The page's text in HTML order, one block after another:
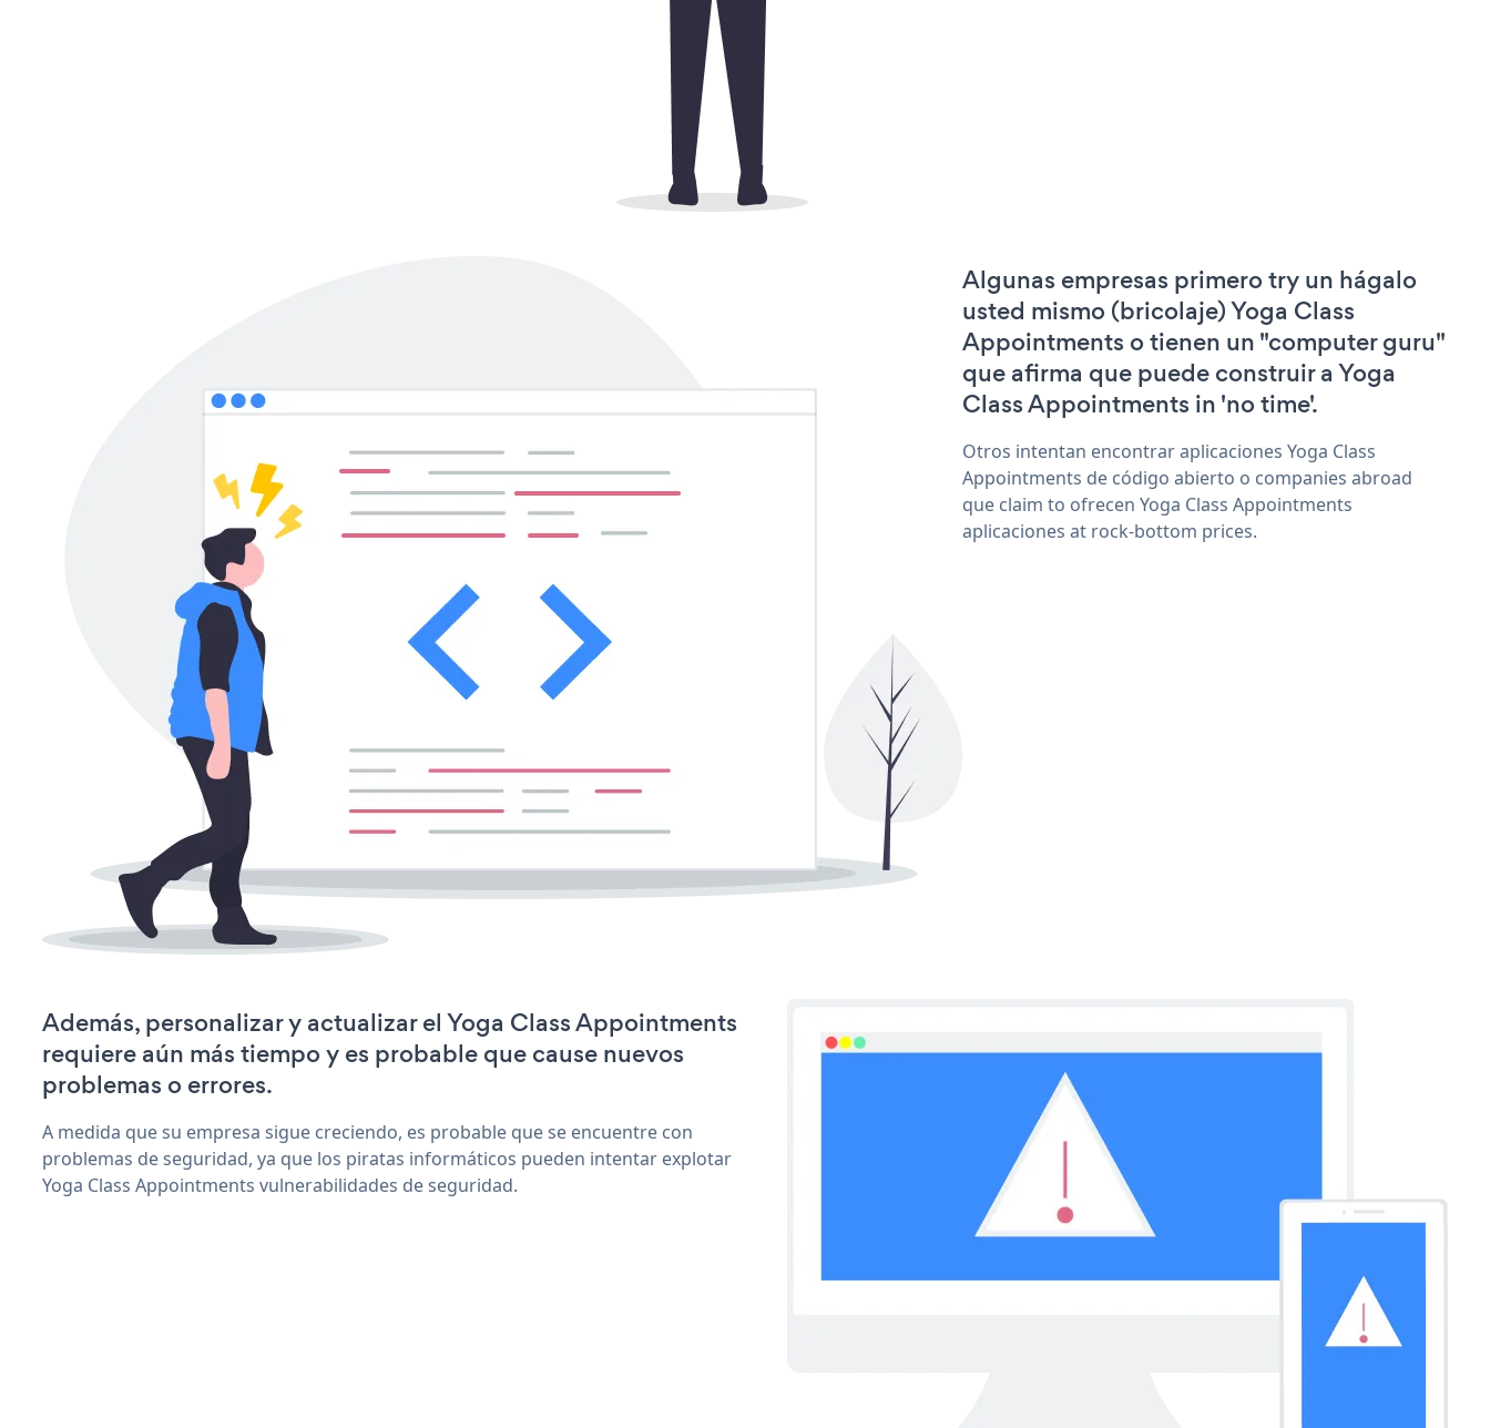
Algunas empresas primero try un hágalo
usted mismo (bricolaje) Yoga Class
Appointments o tienen un "computer guru"
que afirma que puede construir a Yoga
Class Appointments in 'no time'.
Otros intentan encontrar aplicaciones Yoga Class
Appointments de código abierto o companies abroad
que claim to ofrecen Yoga Class Appointments
aplicaciones at rock-bottom prices.
Además, personalizar y actualizar el Yoga Class Appointments
requiere aún más tiempo y es probable que cause nuevos
problemas o errores.
A medida que su empresa sigue creciendo, es probable que se encuentre con
problemas de seguridad, ya que los piratas informáticos pueden intentar explotar
Yoga Class Appointments vulnerabilidades de seguridad.